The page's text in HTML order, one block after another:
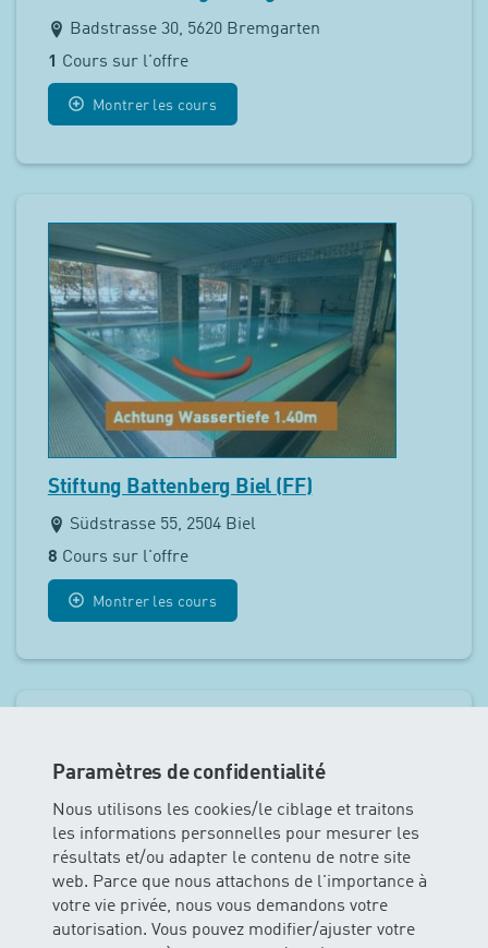
Paramètres de confidentialité
Nous utilisons les cookies/le ciblage et traitons
les informations personnelles pour mesurer les
résultats et/ou adapter le contenu de notre site
web. Parce que nous attachons de l'importance à
votre vie privée, nous vous demandons votre
autorisation. Vous pouvez modifier/ajuster votre
Badstrasse 30, 5620 Bremgarten
1
Cours sur l'offre
Montrer les cours
Stiftung Battenberg Biel (FF)
Südstrasse 55, 2504 Biel
8 Cours sur l'offre
Montrer les cours